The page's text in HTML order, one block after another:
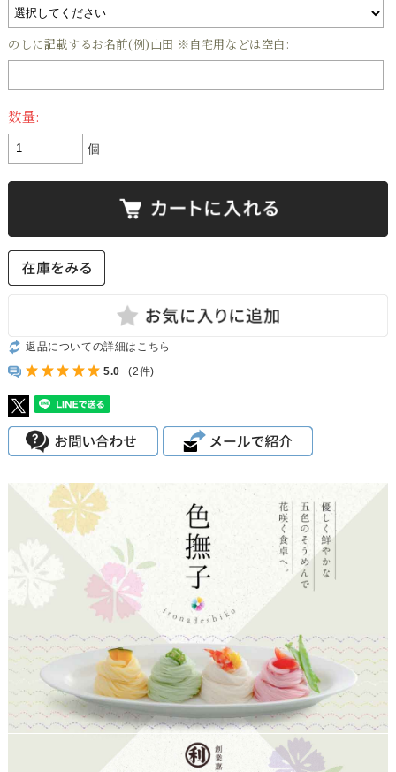
のしに記載するお名前(例)山田 ※自宅用などは空白:
数量:
個
返品についての詳細はこちら
5.0
(2件)